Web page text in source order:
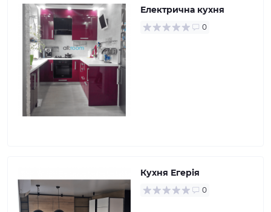
Електрична кухня
0
Кухня Егерія
0